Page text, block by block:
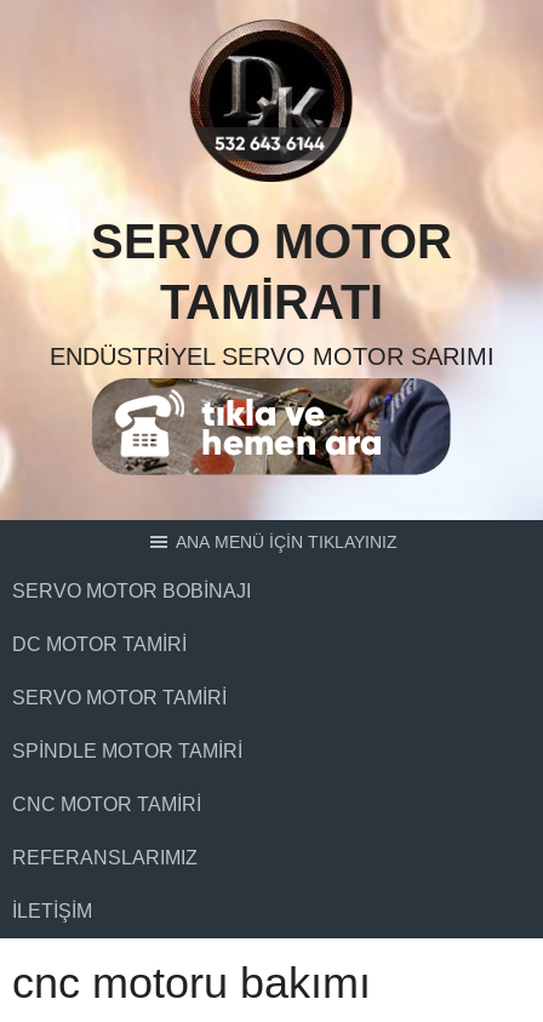
SERVO MOTOR
TAMIRATI
ENDÜSTRIYEL SERVO MOTOR SARIMI
ANA MENÜ İÇİN TIKLAYINIZ
SERVO MOTOR BOBINAJI
DC MOTOR TAMIRI
SERVO MOTOR TAMIRI
SPINDLE MOTOR TAMIRI
CNC MOTOR TAMIRI
REFERANSLARIMIZ
İLETIŞIM
cnc motoru bakımı